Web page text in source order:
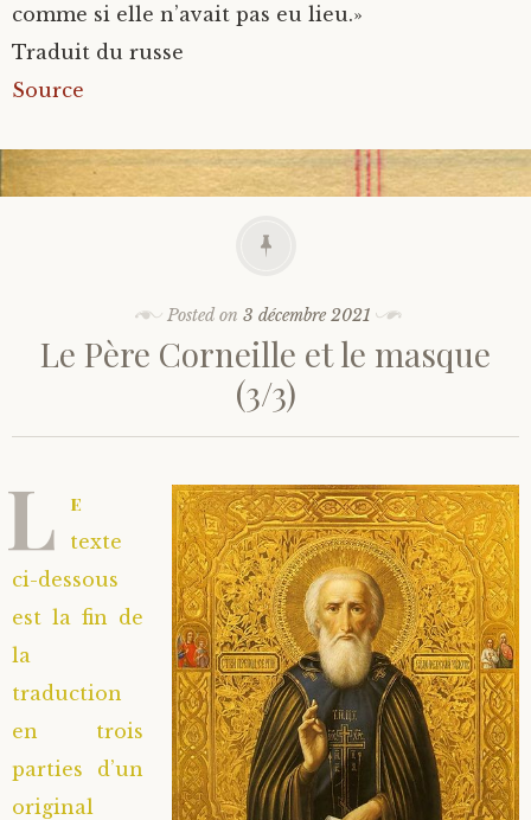
comme si elle n’avait pas eu lieu.»
Traduit du russe
Source
Posted on3 décembre 2021
Le Père Corneille et le masque
(3/3)
L e
texte
ci-dessous
est la fin de
la
traduction
en trois
parties d’un
original